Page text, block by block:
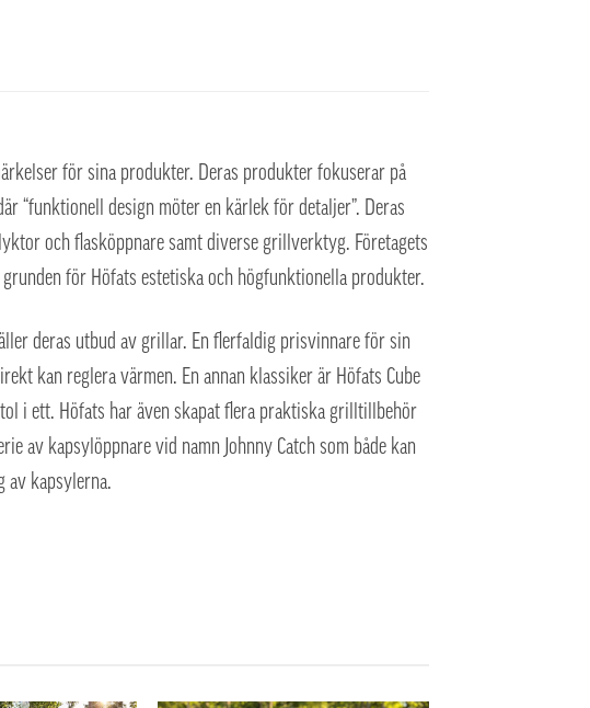
för sina produkter. Deras produkter fokuserar på
“funktionell design möter en kärlek för detaljer”. Deras
och flasköppnare samt diverse grillverktyg. Företagets
för Höfats estetiska och högfunktionella produkter.
deras utbud av grillar. En flerfaldig prisvinnare för sin
kan reglera värmen. En annan klassiker är Höfats Cube
i ett. Höfats har även skapat flera praktiska grilltillbehör
av kapsylöppnare vid namn Johnny Catch som både kan
av kapsylerna.